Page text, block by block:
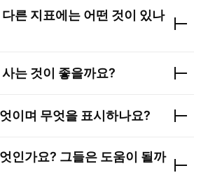
른 지표에는 어떤 것이 있나
는 것이 좋을까요?
이며 무엇을 표시하나요?
인가요? 그들은 도움이 될까